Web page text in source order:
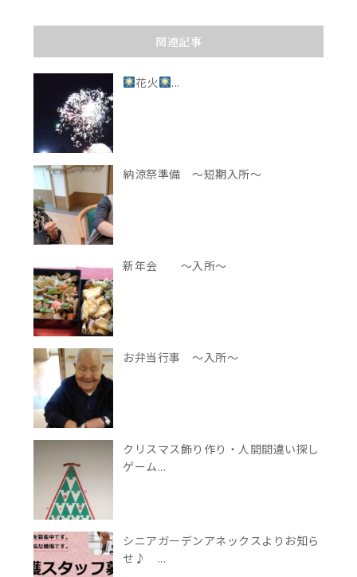
関連記事
花火 ...
納涼祭準備 ～短期入所～
新年会 ～入所～
お弁当行事 ～入所～
クリスマス飾り作り・人間間違い探し
ゲーム...
シニアガーデンアネックスよりお知ら
せ♪ ...